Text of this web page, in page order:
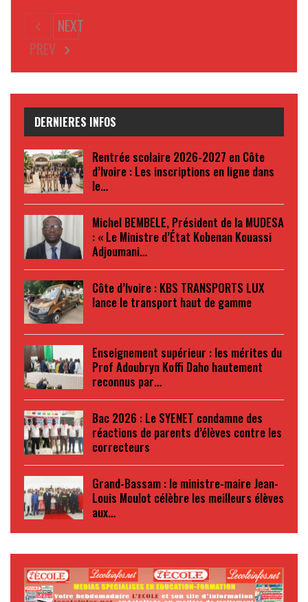
PREV
NEXT
DERNIERES INFOS
Rentrée scolaire 2026-2027 en Côte
d’Ivoire : Les inscriptions en ligne dans
le…
Michel BEMBELE, Président de la MUDESA
: « Le Ministre d’État Kobenan Kouassi
Adjoumani…
Côte d’Ivoire : KBS TRANSPORTS LUX
lance le transport haut de gamme
Enseignement supérieur : les mérites du
Prof Adoubryn Koffi Daho hautement
reconnus par…
Bac 2026 : Le SYENET condamne des
réactions de parents d’élèves contre les
correcteurs
Grand-Bassam : le ministre-maire Jean-
Louis Moulot célèbre les meilleurs élèves
aux…